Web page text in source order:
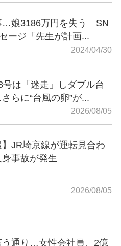
…娘3186万円を失う SN
ージ「先生が計画...
2024/04/30
号は「迷走」しダブル台
らに“台風の卵”が...
2026/08/05
】JR埼京線が運転見合わ
事故が発生
2026/08/05
う通り…女性会社員、2億